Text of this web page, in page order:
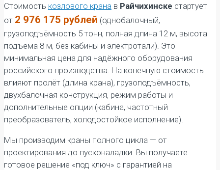
Стоимость козлового крана в Райчихинске стартует
от 2 976 175 рублей (однобалочный,
грузоподъёмность 5 тонн, полная длина 12 м, высота
подъёма 8 м, без кабины и электротали). Это
минимальная цена для надёжного оборудования
российского производства. На конечную стоимость
влияют пролёт (длина крана), грузоподъёмность,
двухбалочная конструкция, режим работы и
дополнительные опции (кабина, частотный
преобразователь, холодостойкое исполнение).
Мы производим краны полного цикла — от
проектирования до пусконаладки. Вы получаете
готовое решение «под ключ» с гарантией на